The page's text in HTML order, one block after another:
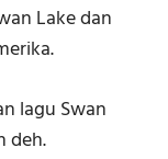
Lake dan
lagu Swan
deh.